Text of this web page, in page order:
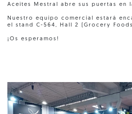
Aceites Mestral abre sus puertas en
Nuestro equipo comercial estará
el stand C-564, Hall 2 (Grocery
¡Os esperamos!